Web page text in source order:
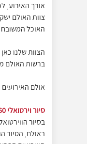
אורך האירוע,
צוות האולם
האוכל
הצוות שלנו
ברשות האולם
אולם
סיור וירטואלי 360
בסיור
באולם, הסיור